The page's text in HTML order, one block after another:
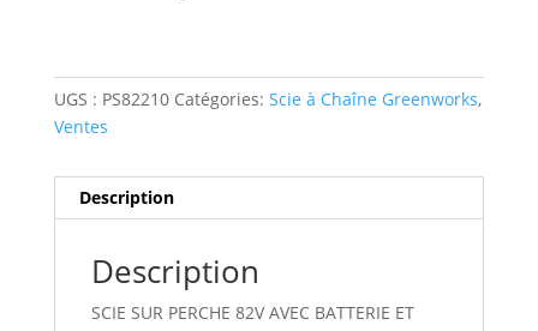
UGS : PS82210 Catégories: Scie à Chaîne Greenworks,
Ventes
Description
Description
SCIE SUR PERCHE 82V AVEC BATTERIE ET